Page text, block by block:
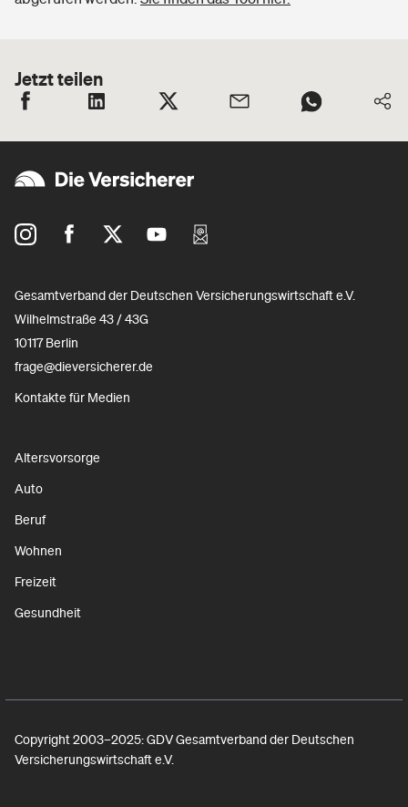
Jetzt teilen
Gesamtverband der Deutschen Versicherungswirtschaft e.V.
Wilhelmstraße 43 / 43G
10117 Berlin
frage@dieversicherer.de
Kontakte für Medien
Altersvorsorge
Auto
Beruf
Wohnen
Freizeit
Gesundheit
Copyright 2003–2025: GDV Gesamtverband der Deutschen
Versicherungswirtschaft e.V.